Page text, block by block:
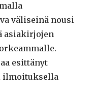
väliseinä nousi
asiakirjojen
esittänyt
ilmoituksella